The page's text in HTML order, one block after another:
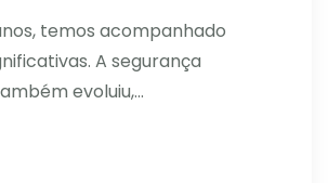
temos acompanhado
A segurança
evoluiu,...